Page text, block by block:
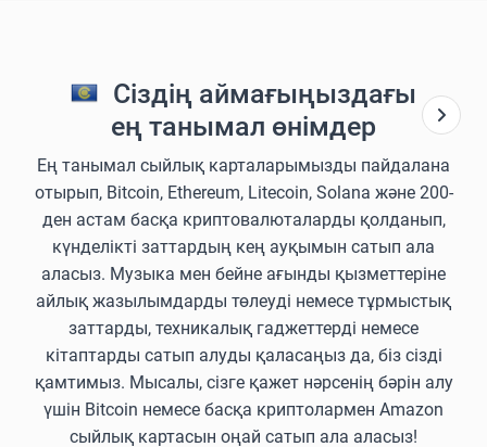
Сіздің аймағыңыздағы
ең танымал өнімдер
Ең танымал сыйлық карталарымызды пайдалана
отырып, Bitcoin, Ethereum, Litecoin, Solana және 200-
ден астам басқа криптовалюталарды қолданып,
күнделікті заттардың кең ауқымын сатып ала
аласыз. Музыка мен бейне ағынды қызметтеріне
айлық жазылымдарды төлеуді немесе тұрмыстық
заттарды, техникалық гаджеттерді немесе
кітаптарды сатып алуды қаласаңыз да, біз сізді
қамтимыз. Мысалы, сізге қажет нәрсенің бәрін алу
үшін Bitcoin немесе басқа криптолармен Amazon
сыйлық картасын оңай сатып ала аласыз!